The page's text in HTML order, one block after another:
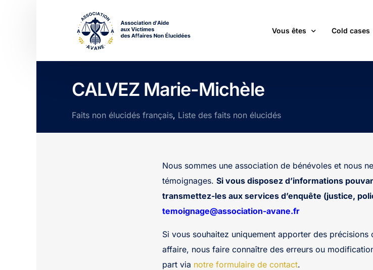
Vous êtes
passionné(e) par les cold
un futur adhérent ou
journaliste
Cold cases
CALVEZ Marie-Michèle
Faits non élucidés français, Liste des faits non élucidés
Nous sommes une association de bénévoles et nous
témoignages. Si vous disposez d’informations
transmettez-les aux services d’enquête (justice,
temoignage@association-avane.fr
Si vous souhaitez uniquement apporter des
affaire, nous faire connaître des erreurs ou
part via notre formulaire de contact.